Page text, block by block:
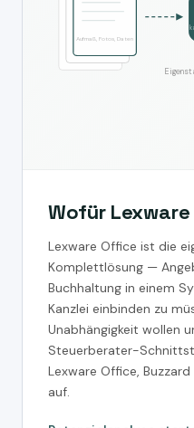
Aufmaß, Fotos, Daten
Wofür
Lexware Office ist die
Komplettlösung —
Buchhaltung in einem
Kanzlei einbinden zu
Unabhängigkeit wollen
Steuerberater-
Lexware Office,
auf.